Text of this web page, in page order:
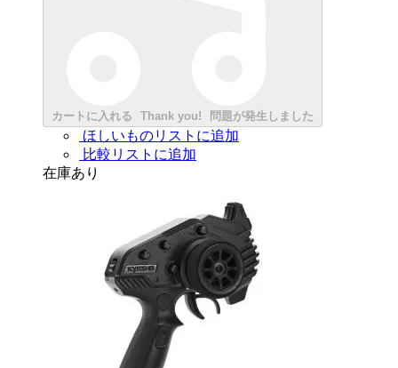
カートに入れる Thank you! 問題が発生しました
ほしいものリストに追加
比較リストに追加
在庫あり